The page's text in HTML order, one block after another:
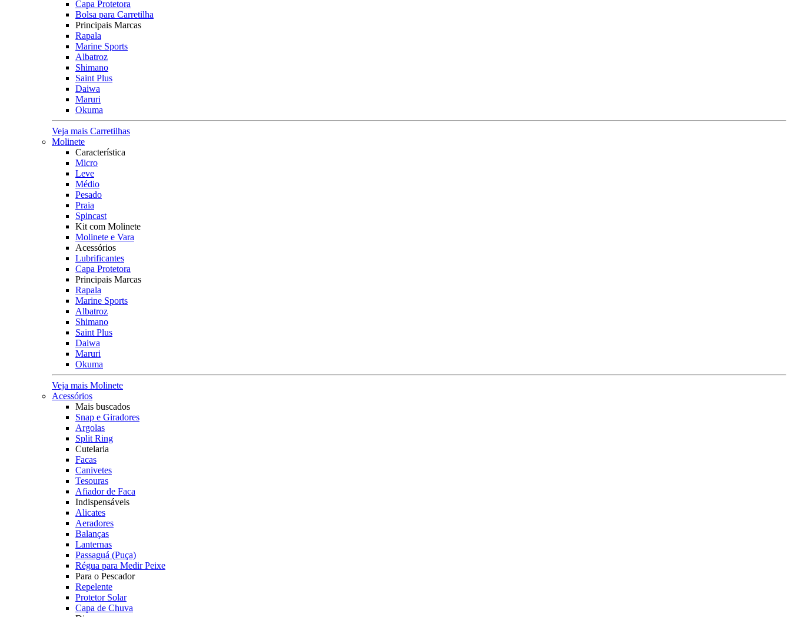
Capa Protetora
Bolsa para Carretilha
Principais Marcas
Rapala
Marine Sports
Albatroz
Shimano
Saint Plus
Daiwa
Maruri
Okuma
Veja mais Carretilhas
Molinete
Característica
Micro
Leve
Médio
Pesado
Praia
Spincast
Kit com Molinete
Molinete e Vara
Acessórios
Lubrificantes
Capa Protetora
Principais Marcas
Rapala
Marine Sports
Albatroz
Shimano
Saint Plus
Daiwa
Maruri
Okuma
Veja mais Molinete
Acessórios
Mais buscados
Snap e Giradores
Argolas
Split Ring
Cutelaria
Facas
Canivetes
Tesouras
Afiador de Faca
Indispensáveis
Alicates
Aeradores
Balanças
Lanternas
Passaguá (Puça)
Régua para Medir Peixe
Para o Pescador
Repelente
Protetor Solar
Capa de Chuva